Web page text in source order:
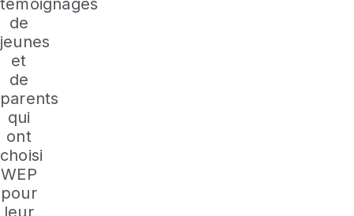
témoignages
de
jeunes
et
de
parents
qui
ont
choisi
WEP
pour